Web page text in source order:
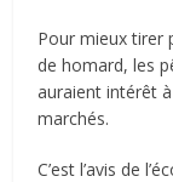
Pour mieux tirer
de homard, les
auraient intérêt
marchés.
C’est l’avis de